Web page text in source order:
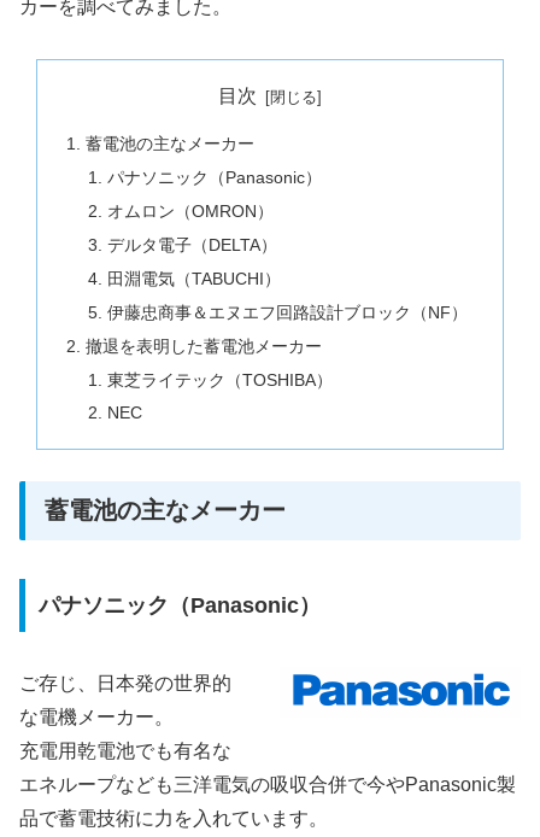
カーを調べてみました。
目次
蓄電池の主なメーカー
パナソニック（Panasonic）
オムロン（OMRON）
デルタ電子（DELTA）
田淵電気（TABUCHI）
伊藤忠商事＆エヌエフ回路設計ブロック（NF）
撤退を表明した蓄電池メーカー
東芝ライテック（TOSHIBA）
NEC
蓄電池の主なメーカー
パナソニック（Panasonic）
ご存じ、日本発の世界的
な電機メーカー。
充電用乾電池でも有名な
エネループなども三洋電気の吸収合併で今やPanasonic製
品で蓄電技術に力を入れています。